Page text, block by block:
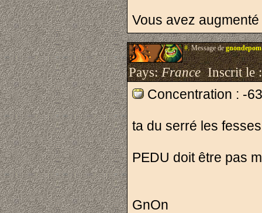
Vous avez
#.Message degnondepom
Pays:FranceInscrit le
Concentration : -
ta du serré les
PEDU doit être pas
GnOn